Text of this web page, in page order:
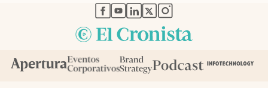
abre en nueva pestaña
abre en nueva pestaña
abre en nueva pestaña
abre en nueva pestaña
abre en nueva pestaña